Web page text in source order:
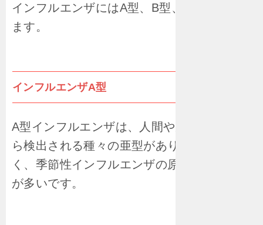
インフルエンザにはA型、B型、C型があり
ます。
インフルエンザA型
A型インフルエンザは、人間や鳥、豚などか
ら検出される種々の亜型があり、感染力が強
く、季節性インフルエンザの原因となること
が多いです。